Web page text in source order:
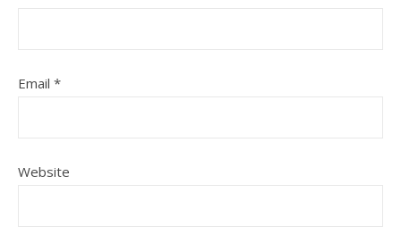
Email *
Website